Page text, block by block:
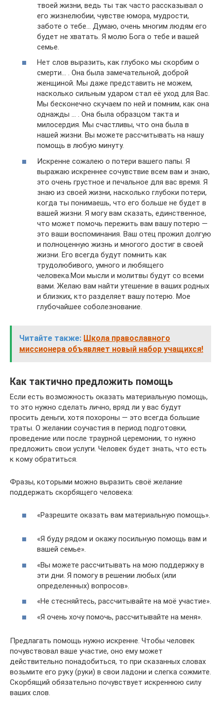
твоей жизни, ведь ты так часто рассказывал о
его жизнелюбии, чувстве юмора, мудрости,
заботе о тебе… Думаю, очень многим людям его
будет не хватать. Я молю Бога о тебе и вашей
семье.
Нет слов выразить, как глубоко мы скорбим о
смерти… . Она была замечательной, доброй
женщиной. Мы даже представить не можем,
насколько сильным ударом стал её уход для Вас.
Мы бесконечно скучаем по ней и помним, как она
однажды … . Она была образцом такта и
милосердия. Мы счастливы, что она была в
нашей жизни. Вы можете рассчитывать на нашу
помощь в любую минуту.
Искренне сожалею о потери вашего папы. Я
выражаю искреннее сочувствие всем вам и знаю,
это очень грустное и печальное для вас время. Я
знаю из своей жизни, насколько глубоки потери,
когда ты понимаешь, что его больше не будет в
вашей жизни. Я могу вам сказать, единственное,
что может помочь пережить вам вашу потерю —
это ваши воспоминания. Ваш отец прожил долгую
и полноценную жизнь и многого достиг в своей
жизни. Его всегда будут помнить как
трудолюбивого, умного и любящего
человека.Мои мысли и молитвы будут со всеми
вами. Желаю вам найти утешение в ваших родных
и близких, кто разделяет вашу потерю. Мое
глубочайшее соболезнование.
Читайте также: Школа православного
миссионера объявляет новый набор учащихся!
Как тактично предложить помощь
Если есть возможность оказать материальную помощь,
то это нужно сделать лично, вряд ли у вас будут
просить деньги, хотя похороны — это всегда большие
траты. О желании соучастия в период подготовки,
проведение или после траурной церемонии, то нужно
предложить свои услуги. Человек будет знать, что есть
к кому обратиться.
Фразы, которыми можно выразить своё желание
поддержать скорбящего человека:
«Разрешите оказать вам материальную помощь».
«Я буду рядом и окажу посильную помощь вам и
вашей семье».
«Вы можете рассчитывать на мою поддержку в
эти дни. Я помогу в решении любых (или
определенных) вопросов».
«Не стесняйтесь, рассчитывайте на моё участие».
«Я очень хочу помочь, рассчитывайте на меня».
Предлагать помощь нужно искренне. Чтобы человек
почувствовал ваше участие, оно ему может
действительно понадобиться, то при сказанных словах
возьмите его руку (руки) в свои ладони и слегка сожмите.
Скорбящий обязательно почувствует искреннюю силу
ваших слов.